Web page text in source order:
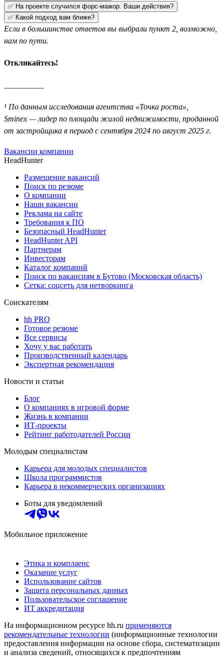
✅ На проекте случился форс-мажор. Ваши действия?
✅ Какой подход вам ближе?
Если в большинстве ответов вы выбрали пункт 2, возможно,
нам по пути.
Откликайтесь!
¹ По данным исследования агентства «Точка роста»,
Sminex — лидер по площади жилой недвижимости, проданной
от застройщика в период с сентября 2024 по август 2025 г.
Вакансии компании
HeadHunter
Размещение вакансий
Поиск по резюме
О компании
Наши вакансии
Реклама на сайте
Требования к ПО
Безопасный HeadHunter
HeadHunter API
Партнерам
Инвесторам
Каталог компаний
Поиск по вакансиям в Бутово (Московская область)
Сетка: соцсеть для нетворкинга
Соискателям
hh PRO
Готовое резюме
Все сервисы
Хочу у вас работать
Производственный календарь
Экспертная рекомендация
Новости и статьи
Блог
О компаниях в игровой форме
Жизнь в компании
ИТ-проекты
Рейтинг работодателей России
Молодым специалистам
Карьера для молодых специалистов
Школа программистов
Карьера в некоммерческих организациях
Боты для уведомлений
Мобильное приложение
Этика и комплаенс
Оказание услуг
Использование сайтов
Защита персональных данных
Пользовательское соглашение
ИТ аккредитация
На информационном ресурсе hh.ru применяются
рекомендательные технологии (информационные технологии
предоставления информации на основе сбора, систематизации
и анализа сведений, относящихся к предпочтениям